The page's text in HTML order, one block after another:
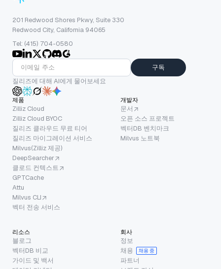
201 Redwood Shores Pkwy, Suite 330
Redwood City, California 94065
Tel: (415) 704-0580
구독
질리즈에 대해 AI에게 물어보세요
제품
Zilliz Cloud
Zilliz Cloud BYOC
질리즈 클라우드 무료 티어
질리즈 마이그레이션 서비스
Milvus(Zilliz 제공)
DeepSearcher
클로드 컨텍스트
GPTCache
Attu
Milvus CLI
벡터 전송 서비스
개발자
문서
오픈 소스 프로젝트
벡터DB 벤치마크
Milvus 노트북
리소스
블로그
벡터DB 비교
가이드 및 백서
회사
정보
채용
채용 중
파트너